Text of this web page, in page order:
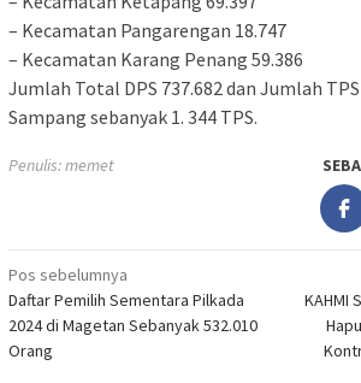
– Kecamatan Pangarengan 18.747
– Kecamatan Karang Penang 59.386
Jumlah Total DPS 737.682 dan Jumlah
Sampang sebanyak 1. 344 TPS.
Penulis: memet
Navigasi
pos
Pos sebelumnya
Daftar Pemilih Sementara Pilkada
2024 di Magetan Sebanyak 532.010
Orang
KAHMI